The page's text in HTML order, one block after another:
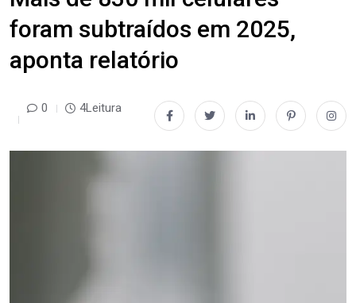
foram subtraídos em 2025,
aponta relatório
0 4Leitura